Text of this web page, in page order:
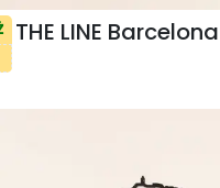
THE LINE Barcelona